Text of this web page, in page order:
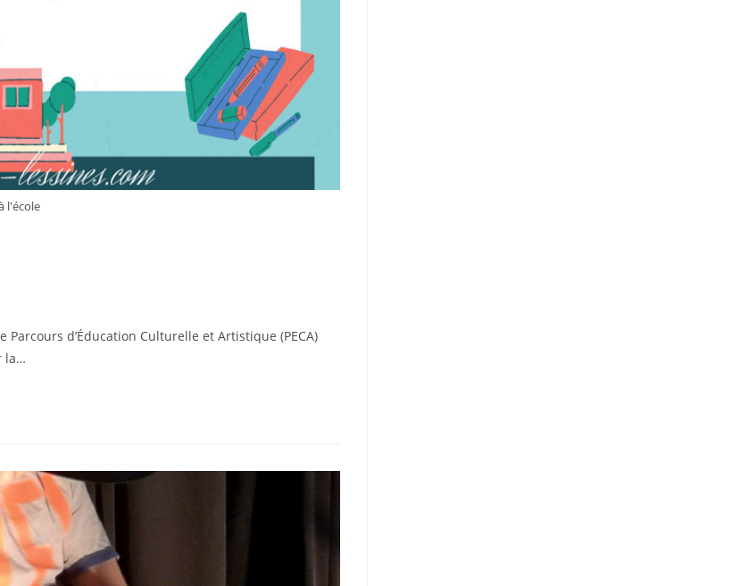
l'école
Parcours d’Éducation Culturelle et Artistique (PECA)
la…